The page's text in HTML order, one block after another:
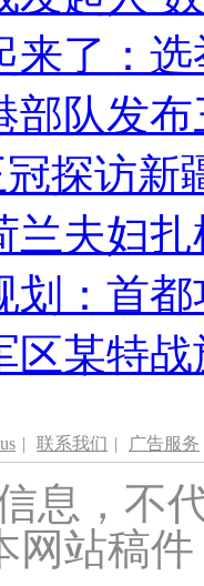
来了：
部队发
探访新
兰夫妇
划：首
区某特
| 联系我们 | 广告服务
息，不
网站稿